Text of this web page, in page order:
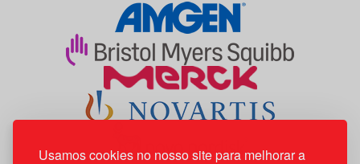
Usamos cookies no nosso site para melhorar a